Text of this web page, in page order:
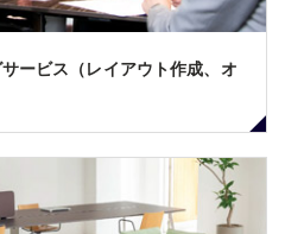
ービス（レイアウト作成、オ